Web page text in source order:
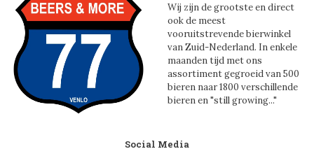
Wij zijn de grootste en direct
ook de meest
vooruitstrevende bierwinkel
van Zuid-Nederland. In enkele
maanden tijd met ons
assortiment gegroeid van 500
bieren naar 1800 verschillende
bieren en "still growing..."
Social Media